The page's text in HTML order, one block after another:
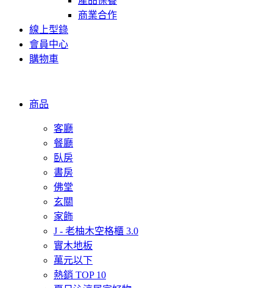
商業合作
線上型錄
會員中心
購物車
商品
客廳
餐廳
臥房
書房
佛堂
玄關
家飾
J - 老柚木空格櫃 3.0
實木地板
萬元以下
熱銷 TOP 10